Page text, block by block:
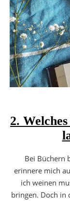
2.
Bei Büchern
erinnere mich
ich weinen
bringen. Doch in